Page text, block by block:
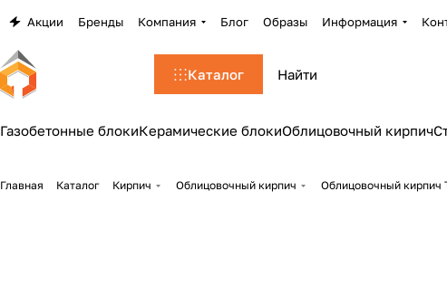
Акции Бренды Компания Блог Образы Информация
Каталог
Газобетонные блокиКерамические блокиОблицовочный кирпич
Главная Каталог Кирпич Облицовочный кирпич Облицовочный кирпич